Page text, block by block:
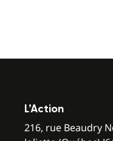
L’Action
216, rue Beaudry